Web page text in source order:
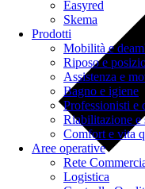
Easyred
Skema
Prodotti
Mobilità e
Riposo e
Assistenza e
Bagno e igiene
Professionisti e
Riabilitazione
Comfort e vita
Aree operative
Rete
Logistica